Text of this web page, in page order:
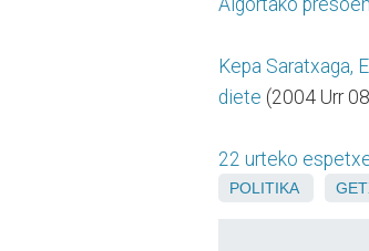
Kepa Saratxaga,
diete (2004 Urr
22 urteko
POLITIKA